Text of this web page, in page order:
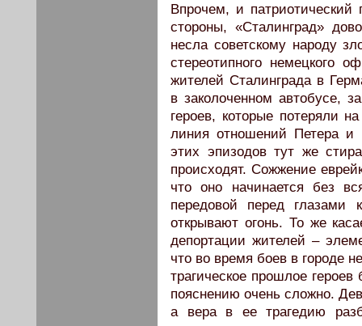
Впрочем, и
стороны, «Сталинград»
несла советскому народу
стереотипного немецкого
жителей Сталинграда в
в заколоченном автобусе,
героев, которые потеряли
линия отношений Петера
этих эпизодов тут же
происходят. Сожжение
что оно начинается без
передовой перед глазами
открывают огонь. То же
депортации жителей –
что во время боев в городе
трагическое прошлое
пояснению очень сложно.
а вера в ее трагедию